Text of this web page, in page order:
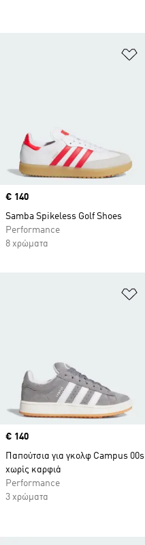
Price
€ 140
Samba Spikeless Golf Shoes
Performance
8 χρώματα
Price
€ 140
Παπούτσια για γκολφ Campus 00s
χωρίς καρφιά
Performance
3 χρώματα